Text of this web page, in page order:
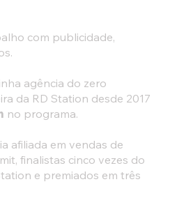
com publicidade,
agência do zero
da RD Station desde 2017
no programa.
afiliada em vendas de
finalistas cinco vezes do
e premiados em três